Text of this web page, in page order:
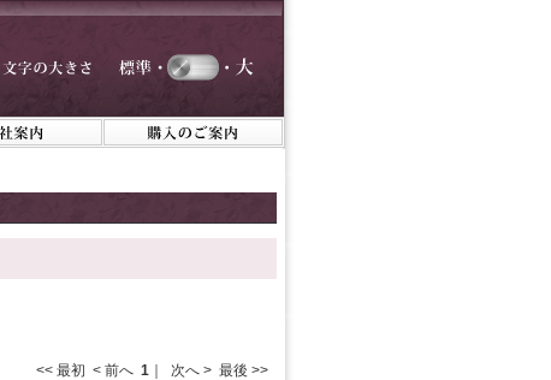
<< 最初 < 前へ 1 ｜ 次へ > 最後 >>